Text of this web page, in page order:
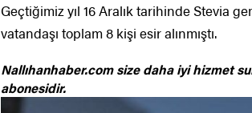
Geçtiğimiz yıl 16 Aralık tarihinde Stevia
vatandaşı toplam 8 kişi esir alınmıştı.
Nallıhanhaber.com size daha iyi hizmet
abonesidir.